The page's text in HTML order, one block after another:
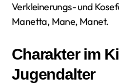
Verkleinerungs- und
Manetta, Mane, Manet.
Charakter im
Jugendalter